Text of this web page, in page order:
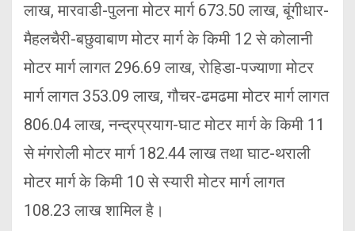
लाख, मारवाडी-पुलना मोटर मार्ग 673.50 लाख, बूंगीधार-
मैहलचैरी-बछुवाबाण मोटर मार्ग के किमी 12 से कोलानी
मोटर मार्ग लागत 296.69 लाख, रोहिडा-पज्याणा मोटर
मार्ग लागत 353.09 लाख, गौचर-ढमढमा मोटर मार्ग लागत
806.04 लाख, नन्द्रप्रयाग-घाट मोटर मार्ग के किमी 11
से मंगरोली मोटर मार्ग 182.44 लाख तथा घाट-थराली
मोटर मार्ग के किमी 10 से स्यारी मोटर मार्ग लागत
108.23 लाख शामिल है।